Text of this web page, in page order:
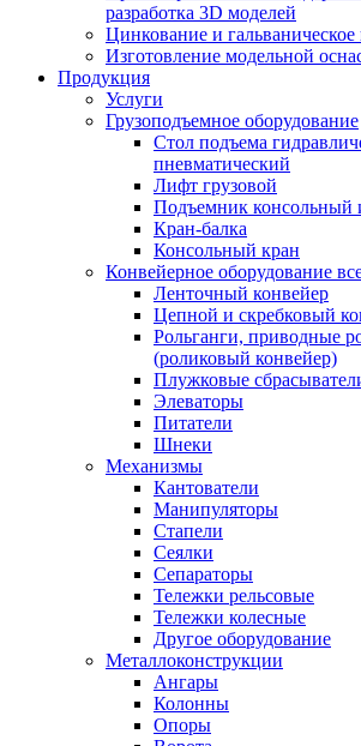
разработка 3D моделей
Цинкование и
Изготовление модельной
Продукция
Услуги
Грузоподъемное оборудование
Стол подъема
пневматический
Лифт грузовой
Подъемник консольный
Кран-балка
Консольный кран
Конвейерное оборудование
Ленточный конвейер
Цепной и скребковый
Рольганги, приводные
(роликовый конвейер)
Плужковые
Элеваторы
Питатели
Шнеки
Механизмы
Кантователи
Манипуляторы
Стапели
Сеялки
Сепараторы
Тележки рельсовые
Тележки колесные
Другое оборудование
Металлоконструкции
Ангары
Колонны
Опоры